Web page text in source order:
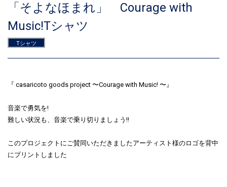
「そよなほまれ」 Courage with
Music!Tシャツ
Tシャツ
『 casaricoto goods project 〜Courage with Music! 〜』
音楽で勇気を!
難しい状況も、音楽で乗り切りましょう!!
このプロジェクトにご賛同いただきましたアーティスト様のロゴを背中
にプリントしました